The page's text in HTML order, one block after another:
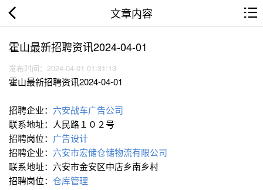
文章内容
霍山最新招聘资讯2024-04-01
发布时间：2024-04-01 01:31:13
霍山最新招聘资讯2024-04-01
招聘企业： 六安战车广告公司
联系地址：人民路１０２号
招聘岗位： 广告设计
招聘企业： 六安市宏储仓储物流有限公司
联系地址：六安市金安区中店乡南乡村
招聘岗位： 仓库管理